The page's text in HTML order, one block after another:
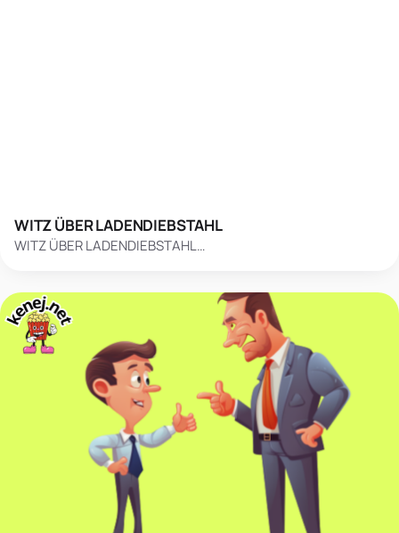
WITZ ÜBER LADENDIEBSTAHL
WITZ ÜBER LADENDIEBSTAHL…